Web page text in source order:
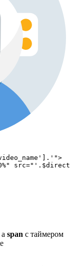
span с таймером